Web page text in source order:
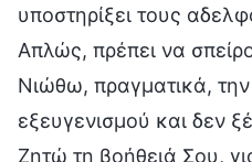
υποστηρίξει τους
Απλώς, πρέπει να
Νιώθω, πραγματικά,
εξευγενισμού και δεν
Ζητώ τη βοήθειά Σου,